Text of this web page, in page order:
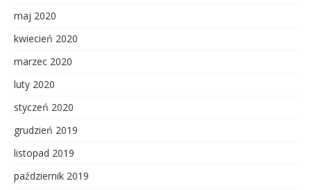
maj 2020
kwiecień 2020
marzec 2020
luty 2020
styczeń 2020
grudzień 2019
listopad 2019
październik 2019